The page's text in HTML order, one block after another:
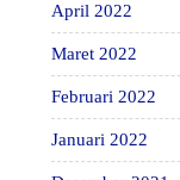
April 2022
Maret 2022
Februari 2022
Januari 2022